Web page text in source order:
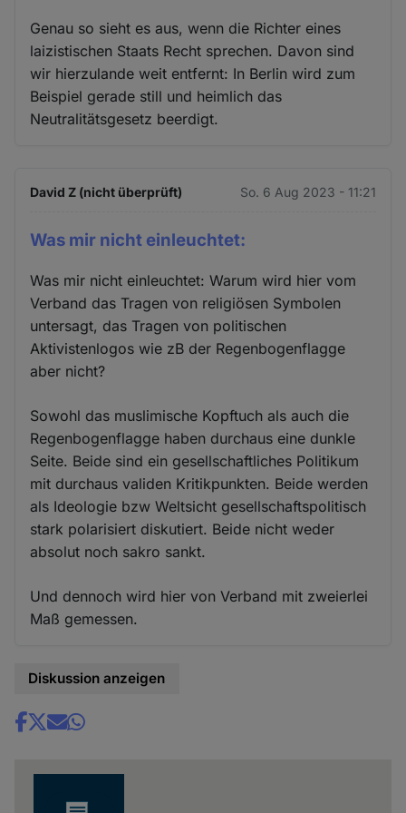
Genau so sieht es aus, wenn die Richter eines
laizistischen Staats Recht sprechen. Davon sind
wir hierzulande weit entfernt: In Berlin wird zum
Beispiel gerade still und heimlich das
Neutralitätsgesetz beerdigt.
David Z (nicht überprüft) So. 6 Aug 2023 - 11:21
Was mir nicht einleuchtet:
Was mir nicht einleuchtet: Warum wird hier vom
Verband das Tragen von religiösen Symbolen
untersagt, das Tragen von politischen
Aktivistenlogos wie zB der Regenbogenflagge
aber nicht?
Sowohl das muslimische Kopftuch als auch die
Regenbogenflagge haben durchaus eine dunkle
Seite. Beide sind ein gesellschaftliches Politikum
mit durchaus validen Kritikpunkten. Beide werden
als Ideologie bzw Weltsicht gesellschaftspolitisch
stark polarisiert diskutiert. Beide nicht weder
absolut noch sakro sankt.
Und dennoch wird hier von Verband mit zweierlei
Maß gemessen.
Diskussion anzeigen
Share
Cookies